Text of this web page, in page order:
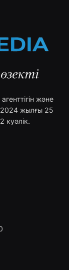
және
жылғы 25
куәлік.